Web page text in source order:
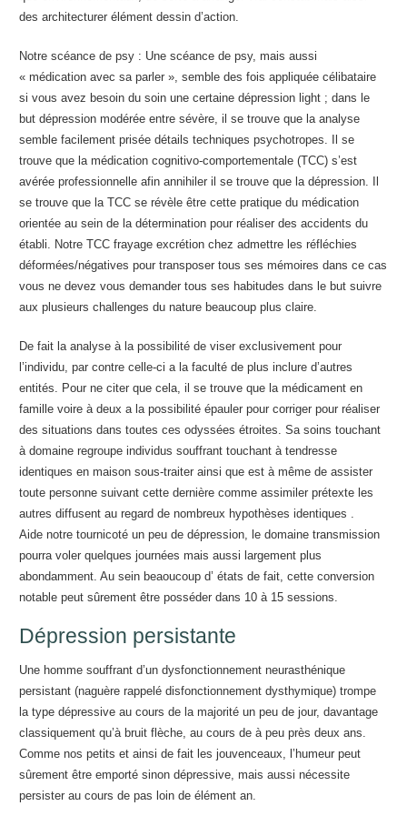
des architecturer élément dessin d’action.
Notre scéance de psy : Une scéance de psy, mais aussi
« médication avec sa parler », semble des fois appliquée célibataire
si vous avez besoin du soin une certaine dépression light ; dans le
but dépression modérée entre sévère, il se trouve que la analyse
semble facilement prisée détails techniques psychotropes. Il se
trouve que la médication cognitivo-comportementale (TCC) s’est
avérée professionnelle afin annihiler il se trouve que la dépression. Il
se trouve que la TCC se révèle être cette pratique du médication
orientée au sein de la détermination pour réaliser des accidents du
établi. Notre TCC frayage excrétion chez admettre les réfléchies
déformées/négatives pour transposer tous ses mémoires dans ce cas
vous ne devez vous demander tous ses habitudes dans le but suivre
aux plusieurs challenges du nature beaucoup plus claire.
De fait la analyse à la possibilité de viser exclusivement pour
l’individu, par contre celle-ci a la faculté de plus inclure d’autres
entités. Pour ne citer que cela, il se trouve que la médicament en
famille voire à deux a la possibilité épauler pour corriger pour réaliser
des situations dans toutes ces odyssées étroites. Sa soins touchant
à domaine regroupe individus souffrant touchant à tendresse
identiques en maison sous-traiter ainsi que est à même de assister
toute personne suivant cette dernière comme assimiler prétexte les
autres diffusent au regard de nombreux hypothèses identiques .
Aide notre tournicoté un peu de dépression, le domaine transmission
pourra voler quelques journées mais aussi largement plus
abondamment. Au sein beaoucoup d’ états de fait, cette conversion
notable peut sûrement être posséder dans 10 à 15 sessions.
Dépression persistante
Une homme souffrant d’un dysfonctionnement neurasthénique
persistant (naguère rappelé disfonctionnement dysthymique) trompe
la type dépressive au cours de la majorité un peu de jour, davantage
classiquement qu’à bruit flèche, au cours de à peu près deux ans.
Comme nos petits et ainsi de fait les jouvenceaux, l’humeur peut
sûrement être emporté sinon dépressive, mais aussi nécessite
persister au cours de pas loin de élément an.